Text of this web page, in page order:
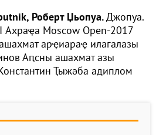
Роберт Џьопуа.Джопуа.
Ахраҿа Moscow Open-2017
арҿиараҿ илагалазы
Аԥсны ашахмат азы
Ҭыжәба адиплом